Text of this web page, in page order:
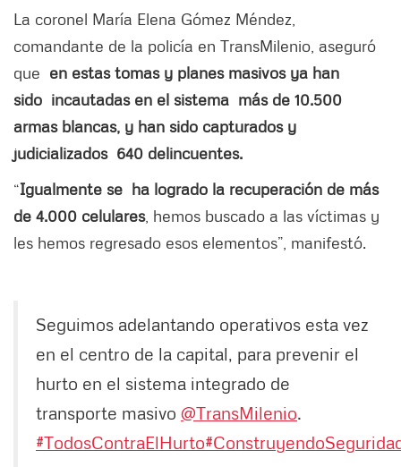
La coronel María Elena Gómez Méndez,
comandante de la policía en TransMilenio, aseguró
que en estas tomas y planes masivos ya han
sido incautadas en el sistema más de 10.500
armas blancas, y han sido capturados y
judicializados 640 delincuentes.
“Igualmente se ha logrado la recuperación de más
de 4.000 celulares, hemos buscado a las víctimas y
les hemos regresado esos elementos”, manifestó.
Seguimos adelantando operativos esta vez
en el centro de la capital, para prevenir el
hurto en el sistema integrado de
transporte masivo @TransMilenio.
#TodosContraElHurto